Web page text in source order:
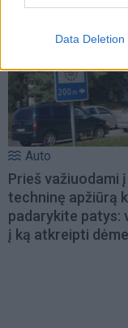
Data Deletion
Auto
Prieš važiuodami į
techninę apžiūrą
padarykite patys:
į ką atkreipti